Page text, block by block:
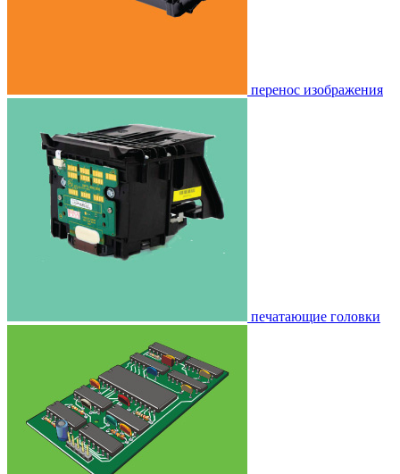
перенос изображения
печатающие головки